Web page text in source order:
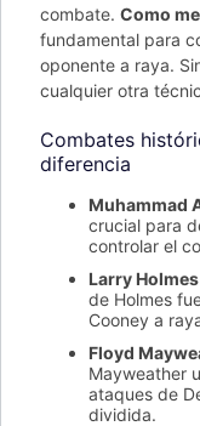
combate. Como
fundamental para
oponente a raya.
cualquier otra
Combates
diferencia
Muhammad
crucial para
controlar el
Larry
de Holmes
Cooney a
Floyd
Mayweather
ataques de
dividida.